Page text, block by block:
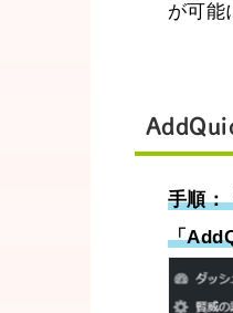
が可能
手順：
「